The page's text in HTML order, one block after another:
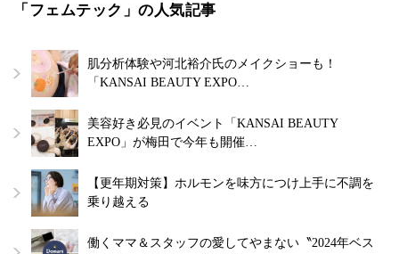
「フェムテック」の人気記事
肌分析体験や河北裕介氏のメイクショーも！
「KANSAI BEAUTY EXPO…
美容好き必見のイベント「KANSAI BEAUTY
EXPO」が梅田で今年も開催…
【更年期対策】ホルモンを味方につけ上手に不調を
乗り越える
働くママ＆スタッフの愛してやまない〝2024年ベス